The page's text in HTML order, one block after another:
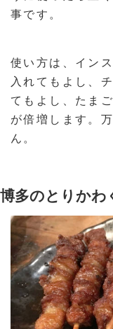
事です。
使い方は、イン
入れてもよし、
てもよし、たま
が倍増します。
ん。
博多のとりかわ